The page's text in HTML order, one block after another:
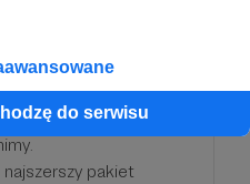
do serwisu
że dzielisz się
Ty dajesz z siebie
wszystko. I
pakiet